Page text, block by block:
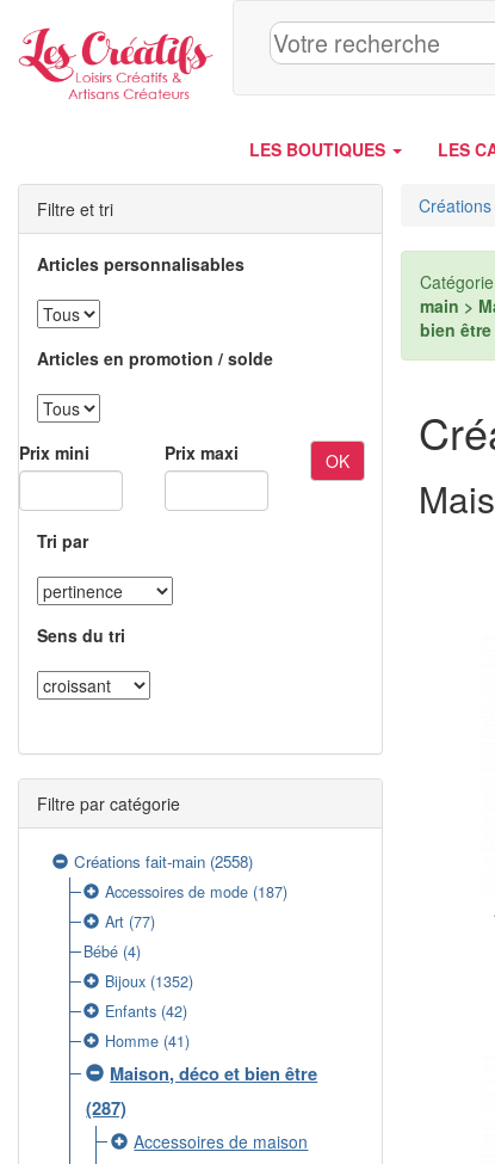
LES BOUTIQUES LES
Filtre et tri
Articles personnalisables
Articles en promotion / solde
Prix mini Prix maxi OK
Tri par
Sens du tri
Filtre par catégorie
Créations fait-main (2558)
Accessoires de mode (187)
Art (77)
Bébé (4)
Bijoux (1352)
Enfants (42)
Homme (41)
Maison, déco et bien être
(287)
Accessoires de maison
main >
bien être